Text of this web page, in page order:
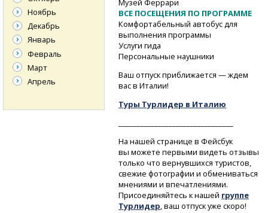
Музей Феррари
ВСЕ ПОСЕЩЕНИЯ ПО ПРОГРАММЕ
Комфортабельный автобус для
выполнения программы
Услуги гида
Персональные наушники
Ваш отпуск приближается — ждем
вас в Италии!
Туры Турлидер в Италию
На нашей странице в Фейсбук
вы можете первыми видеть отзывы
только что вернувшихся туристов,
свежие фотографии и обмениваться
мнениями и впечатлениями.
Присоединяйтесь к нашей группе
Турлидер, ваш отпуск уже скоро!
Ноябрь
Декабрь
Январь
Февраль
Март
Апрель